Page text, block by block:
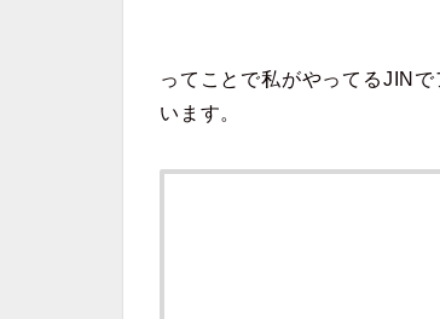
ってことで私がやってるJIN
います。